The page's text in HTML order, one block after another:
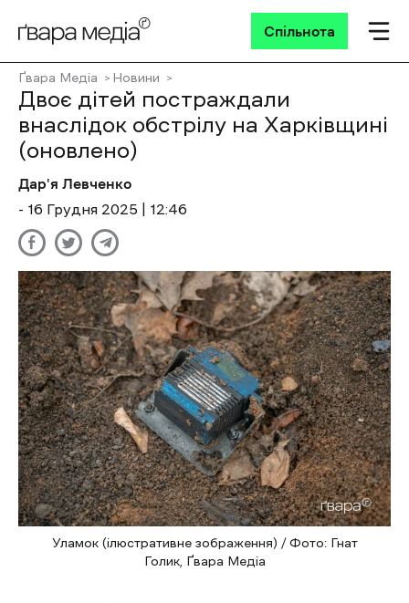
Спільнота
Ґвара Медіа Новини
Двоє дітей постраждали
внаслідок обстрілу на Харківщині
(оновлено)
Дар'я Левченко
- 16 Грудня 2025 | 12:46
Уламок (ілюстративне зображення) / Фото: Гнат
Голик, Ґвара Медіа